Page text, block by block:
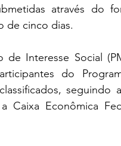
através do
de cinco dias.
de Interesse Social
do
seguindo
Caixa Econômica